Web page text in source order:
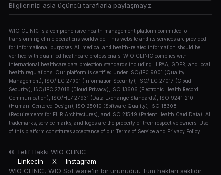
Bilgilerinizi asla üçüncü taraflarla paylaşmayız.
WIO CLINIC is a comprehensive health management platform committed to
transforming clinic operations worldwide. This website and its services are provided
for informational purposes. All medical and health-related information should be
verified with qualified healthcare professionals. WIO CLINIC complies with
international healthcare data protection standards including HIPAA, GDPR, and local
health regulations. Our platform is certified under ISO/IEC 9001 (Quality
Management), ISO/IEC 27001 (Information Security), ISO/IEC 27017 (Cloud
Security), ISO/IEC 27018 (Cloud Privacy), ISO 13606 (Electronic Health Record
Communication), ISO/HL7 27931 (Data Exchange Standards), ISO 9241-210
(Human-Centered Design), ISO 25010 (Software Quality), ISO 18308
(Requirements for EHR Architectures), and ISO 21549 (Patient Health Card Data). All
trademarks, service marks, and logos are the property of their respective owners. Use
of this platform constitutes acceptance of our Terms of Service and Privacy Policy.
© Telif Hakkı WIO CLINIC
Linkedin
X
Instagram
WIO CLINIC, WIO Software'in bir ürünüdür. Tüm hakları saklıdır.